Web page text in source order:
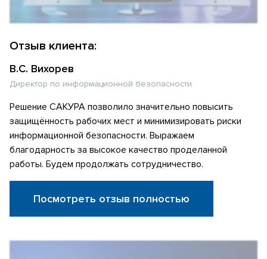
Отзыв клиента:
В.С. Вихорев
Директор по информационной безопасности
Решение САКУРА позволило значительно повысить
защищённость рабочих мест и минимизировать риски
информационной безопасности. Выражаем
благодарность за высокое качество проделанной
работы. Будем продолжать сотрудничество.
Посмотреть отзыв полностью